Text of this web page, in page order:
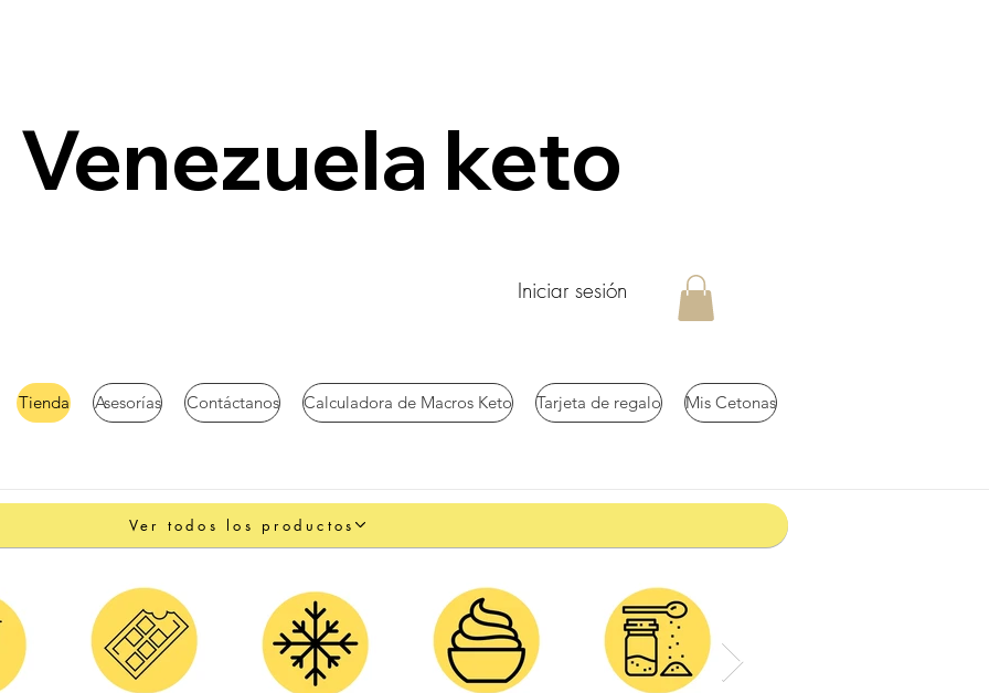
Venezuela keto
Iniciar sesión
Tienda Asesorías Contáctanos Calculadora de Macros Keto Tarjeta de regalo Mis Cetonas
Ver todos los productos